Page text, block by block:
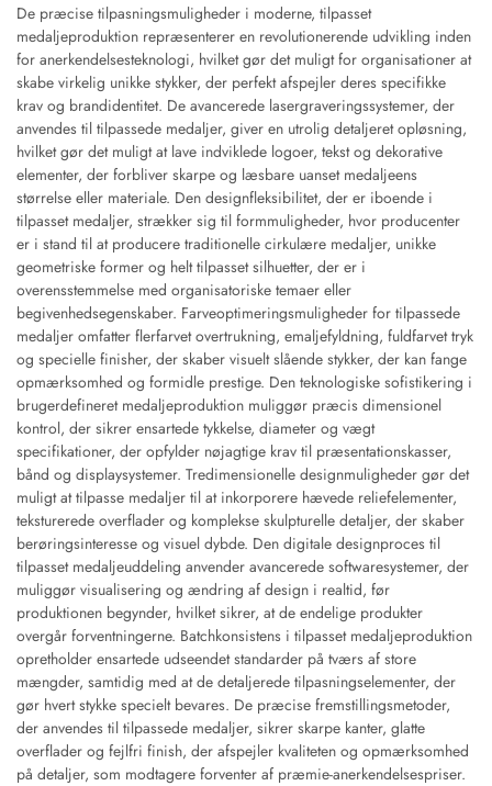
De præcise tilpasningsmuligheder i moderne, tilpasset
medaljeproduktion repræsenterer en revolutionerende udvikling inden
for anerkendelsesteknologi, hvilket gør det muligt for organisationer at
skabe virkelig unikke stykker, der perfekt afspejler deres specifikke
krav og brandidentitet. De avancerede lasergraveringssystemer, der
anvendes til tilpassede medaljer, giver en utrolig detaljeret opløsning,
hvilket gør det muligt at lave indviklede logoer, tekst og dekorative
elementer, der forbliver skarpe og læsbare uanset medaljeens
størrelse eller materiale. Den designfleksibilitet, der er iboende i
tilpasset medaljer, strækker sig til formmuligheder, hvor producenter
er i stand til at producere traditionelle cirkulære medaljer, unikke
geometriske former og helt tilpasset silhuetter, der er i
overensstemmelse med organisatoriske temaer eller
begivenhedsegenskaber. Farveoptimeringsmuligheder for tilpassede
medaljer omfatter flerfarvet overtrukning, emaljefyldning, fuldfarvet tryk
og specielle finisher, der skaber visuelt slående stykker, der kan fange
opmærksomhed og formidle prestige. Den teknologiske sofistikering i
brugerdefineret medaljeproduktion muliggør præcis dimensionel
kontrol, der sikrer ensartede tykkelse, diameter og vægt
specifikationer, der opfylder nøjagtige krav til præsentationskasser,
bånd og displaysystemer. Tredimensionelle designmuligheder gør det
muligt at tilpasse medaljer til at inkorporere hævede reliefelementer,
teksturerede overflader og komplekse skulpturelle detaljer, der skaber
berøringsinteresse og visuel dybde. Den digitale designproces til
tilpasset medaljeuddeling anvender avancerede softwaresystemer, der
muliggør visualisering og ændring af design i realtid, før
produktionen begynder, hvilket sikrer, at de endelige produkter
overgår forventningerne. Batchkonsistens i tilpasset medaljeproduktion
opretholder ensartede udseendet standarder på tværs af store
mængder, samtidig med at de detaljerede tilpasningselementer, der
gør hvert stykke specielt bevares. De præcise fremstillingsmetoder,
der anvendes til tilpassede medaljer, sikrer skarpe kanter, glatte
overflader og fejlfri finish, der afspejler kvaliteten og opmærksomhed
på detaljer, som modtagere forventer af præmie-anerkendelsespriser.